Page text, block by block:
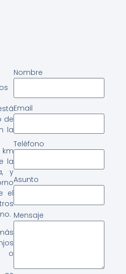
de
la
la
y
el
o
Nombre
Email
Teléfono
Asunto
Mensaje